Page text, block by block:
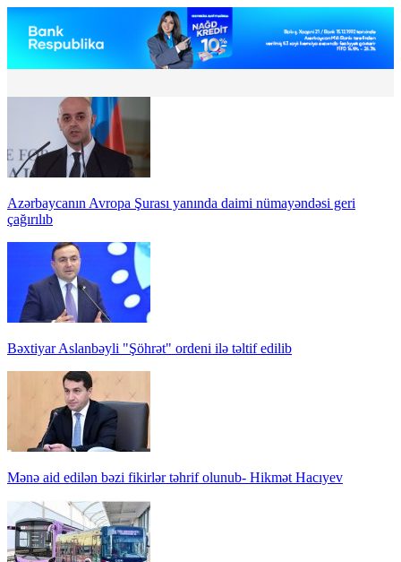
Azərbaycanın Avropa Şurası yanında daimi nümayəndəsi geri
çağırılıb
Bəxtiyar Aslanbəyli "Şöhrət" ordeni ilə təltif edilib
Mənə aid edilən bəzi fikirlər təhrif olunub- Hikmət Hacıyev